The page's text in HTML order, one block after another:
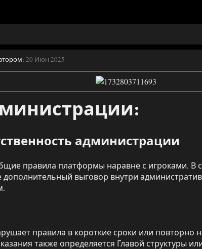
20 Июн 2025
администрации
правила платформы наравне с игроками. В
выговор внутри
правила в короткие сроки или повторно
также определяется Главой структуры